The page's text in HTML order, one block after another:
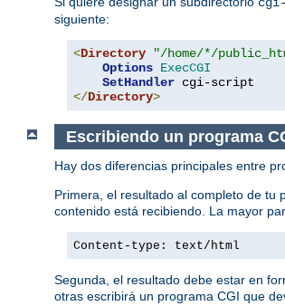
siguiente:
<Directory "/home/*/
Options ExecCGI
SetHandler
</Directory>
Escribiendo un programa
Hay dos diferencias principales entre
Primera, el resultado al completo de tu
contenido está recibiendo. La mayor
Content-type: text/html
Segunda, el resultado debe estar en
otras escribirá un programa CGI que